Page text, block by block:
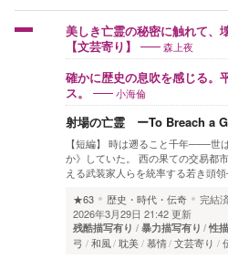
美しき亡霊の秘密に触れて、
【文芸寄り】
森上夜
確かに歴史の息吹を感じる。
ス。
小海倫
射場の亡霊 ーTo Breach a
【短編】 時は遡ること千年───世
か》していた。 西の果ての交易都
える武装家人らを統率する若き頭
★63
歴史・時代・伝奇 完結
2026年3月29日 21:42 更新
残酷描写有り 暴力描写有り 性
弓 和風 耽美 慕情 文芸寄り